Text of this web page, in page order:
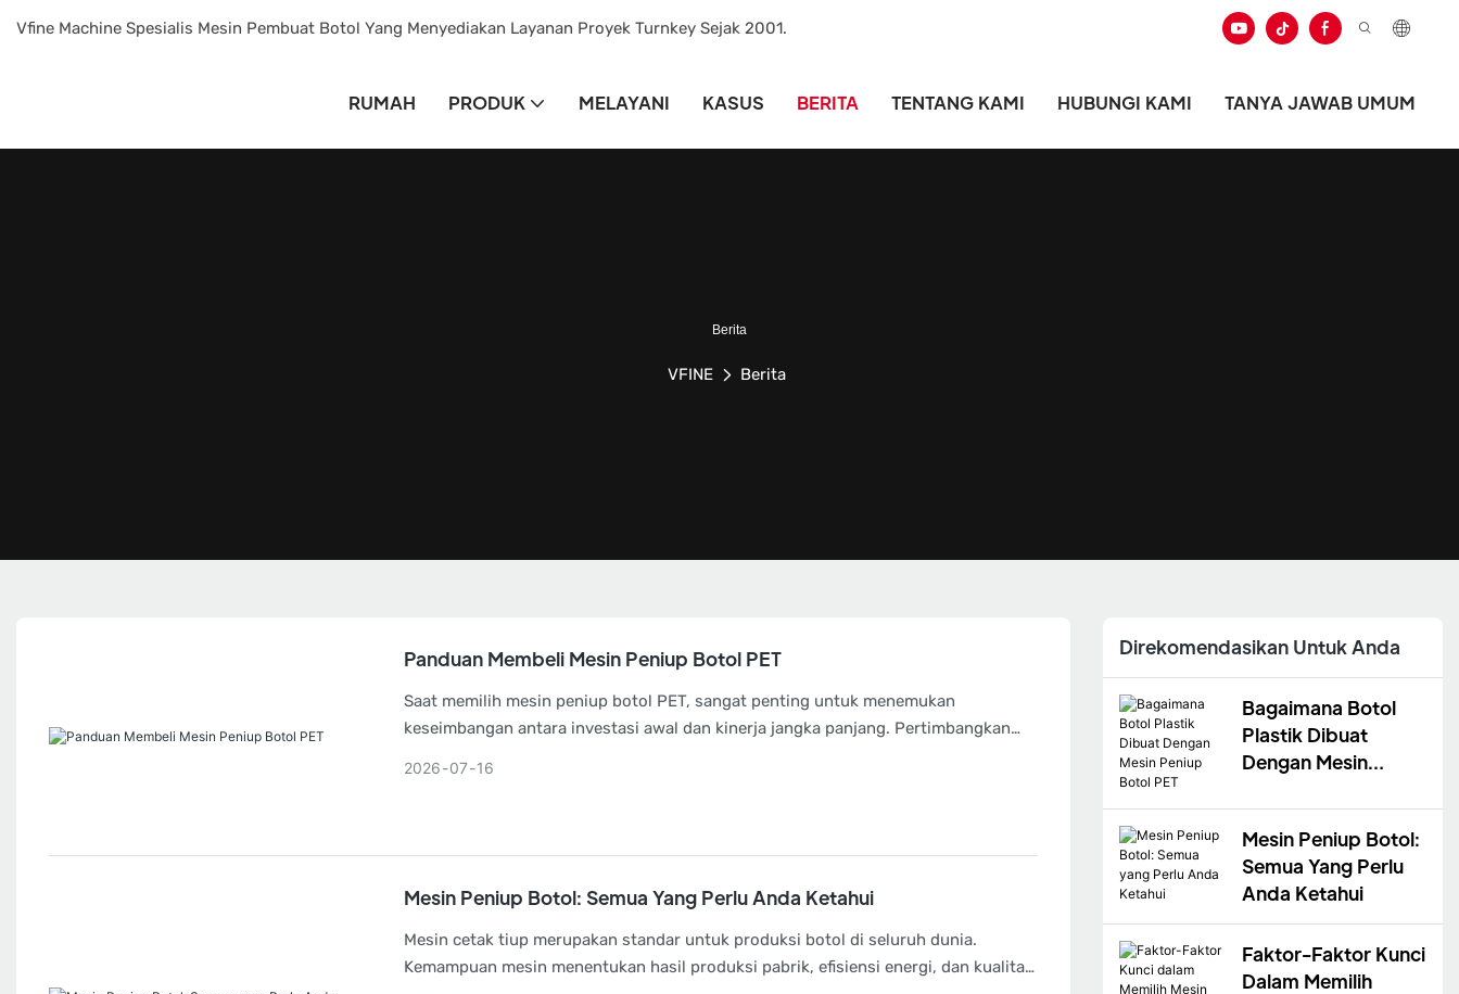
Vfine Machine Spesialis Mesin Pembuat Botol Yang Menyediakan Layanan Proyek Turnkey Sejak 2001.
RUMAH PRODUK MELAYANI KASUS BERITA TENTANG KAMI HUBUNGI KAMI TANYA JAWAB UMUM
Berita
VFINE Berita
Panduan Membeli Mesin Peniup Botol PET
Saat memilih mesin peniup botol PET, sangat penting untuk menemukan
keseimbangan antara investasi awal dan kinerja jangka panjang. Pertimbangkan
2026 07 16
Mesin Peniup Botol: Semua Yang Perlu Anda Ketahui
Mesin cetak tiup merupakan standar untuk produksi botol di seluruh dunia.
Kemampuan mesin menentukan hasil produksi pabrik, efisiensi energi, dan kualitas
Direkomendasikan Untuk Anda
Bagaimana Botol
Plastik Dibuat
Dengan Mesin
Mesin Peniup Botol:
Semua Yang Perlu
Anda Ketahui
Faktor-Faktor Kunci
Dalam Memilih